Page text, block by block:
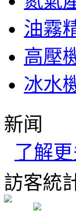
油霧
高壓
冰水
新闻
了解
訪客統